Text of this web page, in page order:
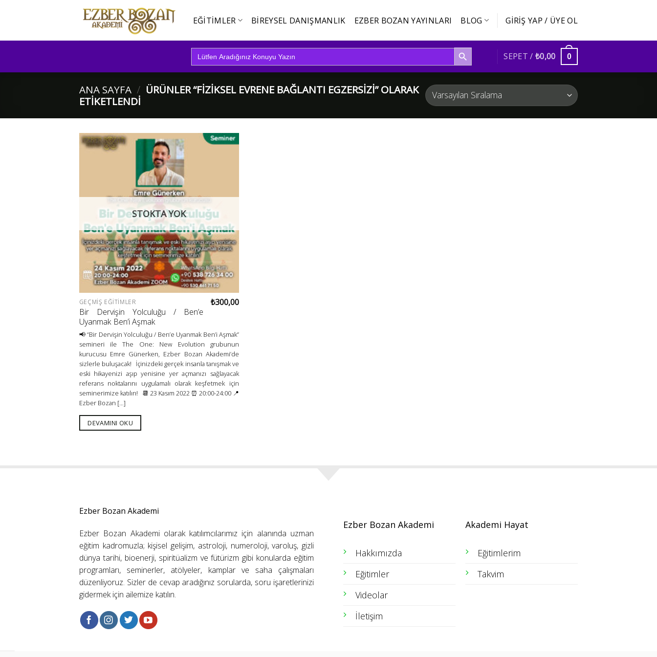
EĞITIMLER BIREYSEL DANIŞMANLIK EZBER BOZAN YAYINLARI BLOG GIRIŞ YAP / ÜYE OL
Search
for:
SEARCH BUTTON
SEPET / ₺0,00 0
ANA SAYFA / ÜRÜNLER “FIZIKSEL EVRENE BAĞLANTI EGZERSIZI” OLARAK
ETIKETLENDI
STOKTA YOK
GEÇMIŞ EĞITIMLER
Bir Dervişin Yolculuğu / Ben’e
Uyanmak Ben’i Aşmak
₺300,00
📢 “Bir Dervişin Yolculuğu / Ben’e Uyanmak Ben’i Aşmak”
semineri ile The One: New Evolution grubunun
kurucusu Emre Günerken, Ezber Bozan Akademi’de
sizlerle buluşacak! İçinizdeki gerçek insanla tanışmak ve
eski hikayenizi aşıp yenisine yer açmanızı sağlayacak
referans noktalarını uygulamalı olarak keşfetmek için
seminerimize katılın! 📆 23 Kasım 2022 ⏰ 20:00-24:00 📍
Ezber Bozan [...]
DEVAMINI OKU
Ezber Bozan Akademi
Ezber Bozan Akademi olarak katılımcılarımız için alanında uzman
eğitim kadromuzla; kişisel gelişim, astroloji, numeroloji, varoluş, gizli
dünya tarihi, bioenerji, spiritüalizm ve fütürizm gibi konularda eğitim
programları, seminerler, atölyeler, kamplar ve saha çalışmaları
düzenliyoruz. Sizler de cevap aradığınız sorularda, soru işaretlerinizi
gidermek için ailemize katılın.
Ezber Bozan Akademi
Hakkımızda
Eğitimler
Videolar
İletişim
Akademi Hayat
Eğitimlerim
Takvim